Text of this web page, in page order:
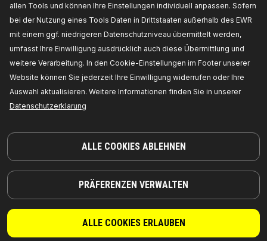
allen Tools und können Ihre Einstellungen individuell anpassen. Sofern
bei der Nutzung eines Tools Daten in Drittstaaten außerhalb des EWR
mit einem ggf. niedrigeren Datenschutzniveau übermittelt werden,
umfasst Ihre Einwilligung ausdrücklich auch diese Übermittlung und
weitere Verarbeitung. In den Cookie-Einstellungen im Footer unserer
Website können Sie jederzeit Ihre Einwilligung widerrufen oder Ihre
Auswahl aktualisieren. Weitere Informationen finden Sie in unserer
Datenschutzerklarung
ALLE COOKIES ABLEHNEN
PRÄFERENZEN VERWALTEN
ALLE COOKIES ERLAUBEN
TEILE, AUF DIE SIE SICH VERLASSEN KÖNNEN
10365 BERLIN
PRODUKTE
ÜBER UNS
RIDEX
RIDEX PLUS
PARTNERSCHAFT
Händler
Für Anbieter